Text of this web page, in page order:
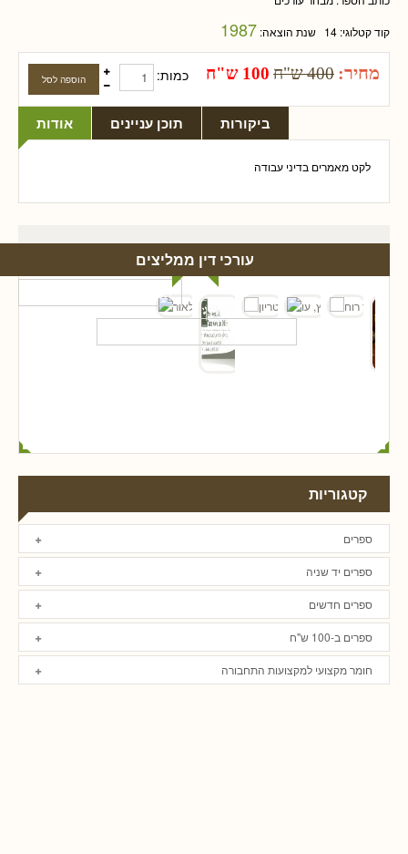
קוד קטלוגי: 14 שנת הוצאה: 1987
מחיר: 400 ש"ח 100 ש"ח כמות:
אודות תוכן עניינים ביקורות
לקט מאמרים בדיני עבודה
עורכי דין ממליצים
קטגוריות
ספרים
ספרים יד שניה
ספרים חדשים
ספרים ב-100 ש"ח
חומר מקצועי למקצועות התחבורה